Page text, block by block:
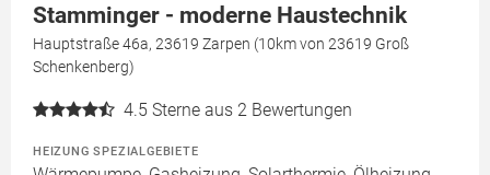
Stamminger - moderne Haustechnik
Hauptstraße 46a, 23619 Zarpen (10km von 23619 Groß
Schenkenberg)
4.5 Sterne aus 2 Bewertungen
HEIZUNG SPEZIALGEBIETE